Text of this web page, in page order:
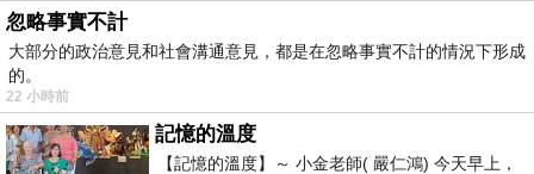
應該止於至善。
忽略事實不計
大部分的政治意見和社會溝通意見，都是在忽略事實不計的情況下形成
的。
22 小時前
記憶的溫度
【記憶的溫度】～ 小金老師( 嚴仁鴻) 今天早上，